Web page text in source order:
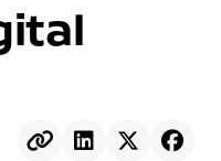
   